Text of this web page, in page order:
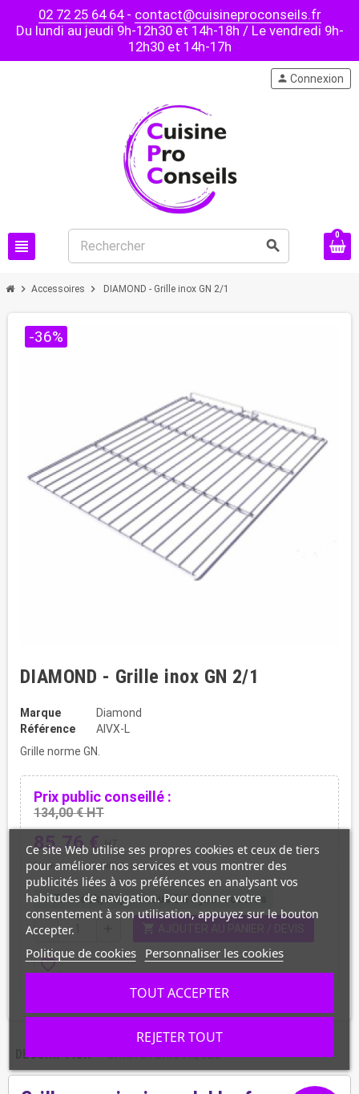
02 72 25 64 64- contact@cuisineproconseils.fr
Du lundi au jeudi 9h-12h30 et 14h-18h / Le vendredi 9h-
12h30 et 14h-17h
view_headline search
person Connexion
0
chevron_right Accessoires chevron_right DIAMOND - Grille inox GN 2/1
-36%
DIAMOND - Grille inox GN 2/1
Marque
Diamond
Référence
AIVX-L
Grille norme GN.
Prix public conseillé :
134,00 € HT
85,76 €HT
Livraison personnalisée avec suivi
checkEn stock, départ sous 2 à 3 jours ouvrés
remove shopping_cart AJOUTER AU PANIER / DEVIS
favorite_border
DESCRIPTION CARACTÉRISTIQUES
Ce site Web utilise ses propres cookies et ceux de tiers
pour améliorer nos services et vous montrer des
publicités liées à vos préférences en analysant vos
habitudes de navigation. Pour donner votre
consentement à son utilisation, appuyez sur le bouton
Accepter.
Politique de cookies Personnaliser les cookies
REJETER TOUT
TOUT ACCEPTER